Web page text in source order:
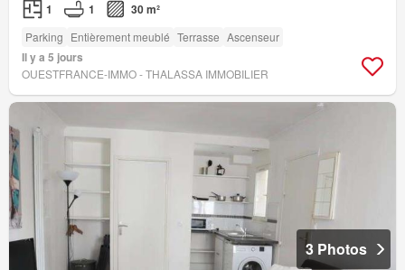
1 1 30 m²
Parking Entièrement meublé Terrasse Ascenseur
Il y a 5 jours
OUESTFRANCE-IMMO - THALASSA IMMOBILIER
3 Photos